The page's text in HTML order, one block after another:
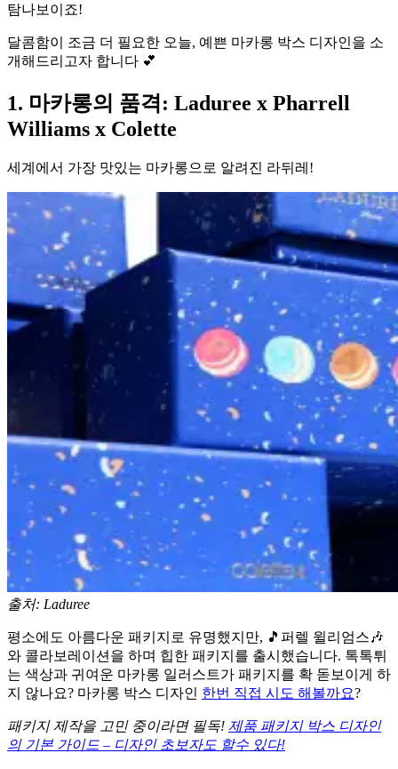
탐나보이죠!
달콤함이 조금 더 필요한 오늘, 예쁜 마카롱 박스 디자인을 소
개해드리고자 합니다 💕
1. 마카롱의 품격: Laduree x Pharrell
Williams x Colette
세계에서 가장 맛있는 마카롱으로 알려진 라뒤레!
출처: Laduree
평소에도 아름다운 패키지로 유명했지만, 🎵퍼렐 윌리엄스🎶
와 콜라보레이션을 하며 힙한 패키지를 출시했습니다. 톡톡튀
는 색상과 귀여운 마카롱 일러스트가 패키지를 확 돋보이게 하
지 않나요? 마카롱 박스 디자인 한번 직접 시도 해볼까요?
패키지 제작을 고민 중이라면 필독! 제품 패키지 박스 디자인
의 기본 가이드 – 디자인 초보자도 할수 있다!